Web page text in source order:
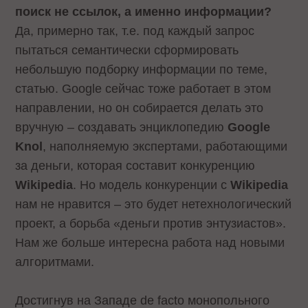
поиск не ссылок, а именно информации?
Да, примерно так, т.е. под каждый запрос
пытаться семантически сформировать
небольшую подборку информации по теме,
статью. Google сейчас тоже работает в этом
направлении, но он собирается делать это
вручную – создавать энциклопедию Google
Knol, наполняемую экспертами, работающими
за деньги, которая составит конкуренцию
Wikipedia. Но модель конкуренции сWikipedia
нам не нравится – это будет нетехнологический
проект, а борьба «деньги против энтузиастов».
Нам же больше интересна работа над новыми
алгоритмами.
Достигнув на Западе de facto монопольного